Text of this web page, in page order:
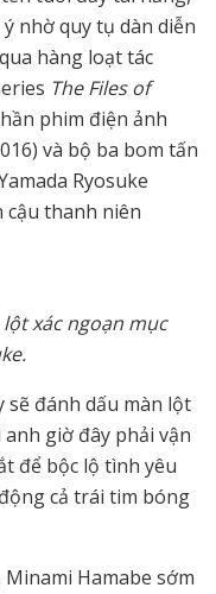
nhờ quy tụ dàn diễn
hàng loạt tác
The Files of
phim điện ảnh
và bộ ba bom tấn
Ryosuke
thanh niên
xác ngoạn mục
sẽ đánh dấu màn lột
giờ đây phải vận
để bộc lộ tình yêu
cả trái tim bóng
Hamabe sớm